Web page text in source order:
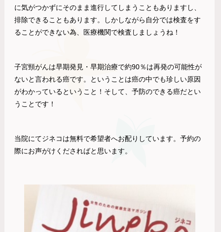
に気がつかずにそのまま進行してしまうこともありますし、
排除できることもあります。しかしながら自分では検査をす
ることができない為、医療機関で検査しましょうね！
子宮頸がんは早期発見・早期治療で約90％は再発の可能性が
ないと言われる癌です。ということは癌の中でも珍しい原因
がわかっているということ！そして、予防のできる癌だとい
うことです！
当院にてジネコは無料で希望者へお配りしています。予約の
際にお声がけくださればと思います。